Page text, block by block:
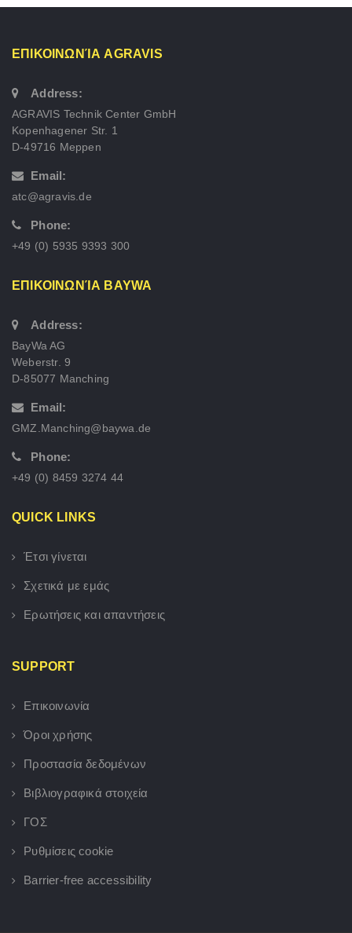
ΕΠΙΚΟΙΝΩΝΊΑ AGRAVIS
Address:
AGRAVIS Technik Center GmbH
Kopenhagener Str. 1
D-49716 Meppen
Email:
atc@agravis.de
Phone:
+49 (0) 5935 9393 300
ΕΠΙΚΟΙΝΩΝΊΑ BAYWA
Address:
BayWa AG
Weberstr. 9
D-85077 Manching
Email:
GMZ.Manching@baywa.de
Phone:
+49 (0) 8459 3274 44
QUICK LINKS
Έτσι γίνεται
Σχετικά με εμάς
Ερωτήσεις και απαντήσεις
SUPPORT
Επικοινωνία
Όροι χρήσης
Προστασία δεδομένων
Βιβλιογραφικά στοιχεία
ΓΟΣ
Ρυθμίσεις cookie
Barrier-free accessibility